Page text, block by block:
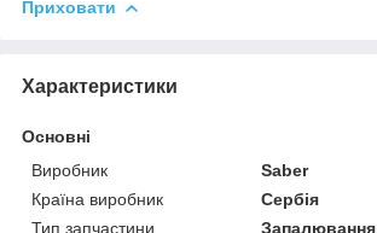
Приховати
Характеристики
Основні
Виробник
Saber
Країна виробник
Сербія
Тип запчастини
Запалювання